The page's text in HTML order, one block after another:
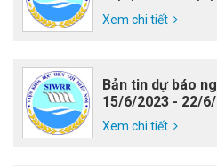
Xem chi tiết
Bản tin dự báo
15/6/2023 - 22/
Xem chi tiết